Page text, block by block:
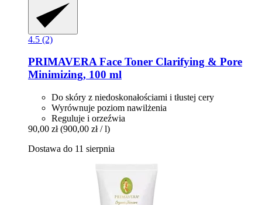
4.5 (2)
PRIMAVERAFace Toner Clarifying & Pore
Minimizing, 100 ml
Do skóry z niedoskonałościami i tłustej cery
Wyrównuje poziom nawilżenia
Reguluje i orzeźwia
90,00 zł (900,00 zł / l)
Dostawa do 11 sierpnia